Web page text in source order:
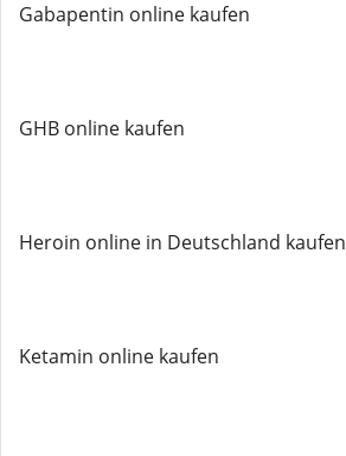
Gabapentin online kaufen
GHB online kaufen
Heroin online in Deutschland kaufen
Ketamin online kaufen